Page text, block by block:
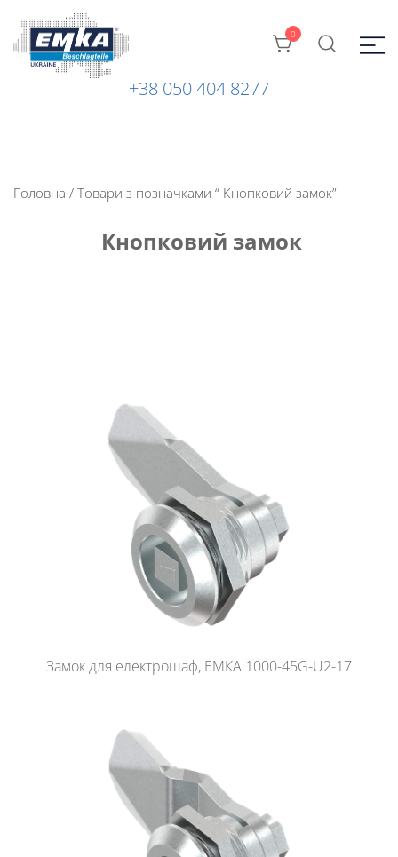
ЕМКА УКРАЇНА
Промислова фурнітура: замки, петлі та ін. від ТМ "EMKA
0
+38 050 404 8277
Головна / Товари з позначками “ Кнопковий замок”
Кнопковий замок
Замок для електрошаф, ЕМКА 1000-45G-U2-17